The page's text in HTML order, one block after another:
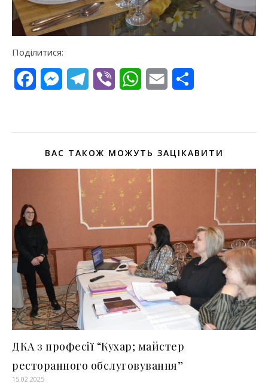
Поділитися:
FacebookMessengerTelegram
Viber WhatsApp
Email
ВАС ТАКОЖ МОЖУТЬ ЗАЦІКАВИТИ
ДКА з професії “Кухар; майстер
ресторанного обслуговування”
15.02.2025